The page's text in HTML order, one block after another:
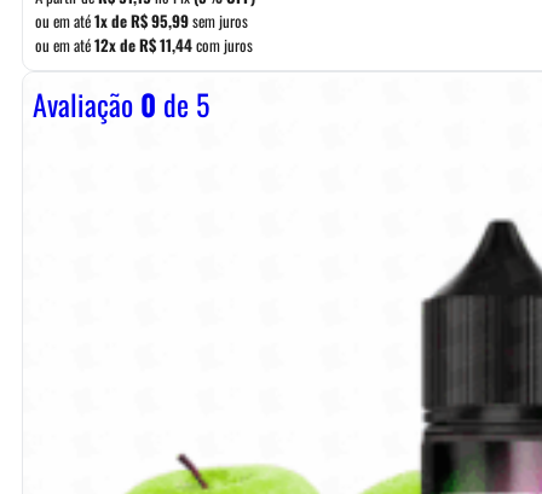
ou em até1x deR$95,99sem juros
ou em até12x deR$11,44com juros
Avaliação0 de 5